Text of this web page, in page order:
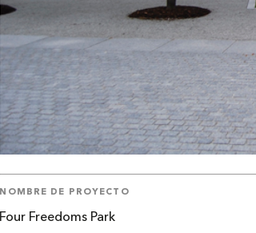
NOMBRE DE PROYECTO
Four Freedoms Park